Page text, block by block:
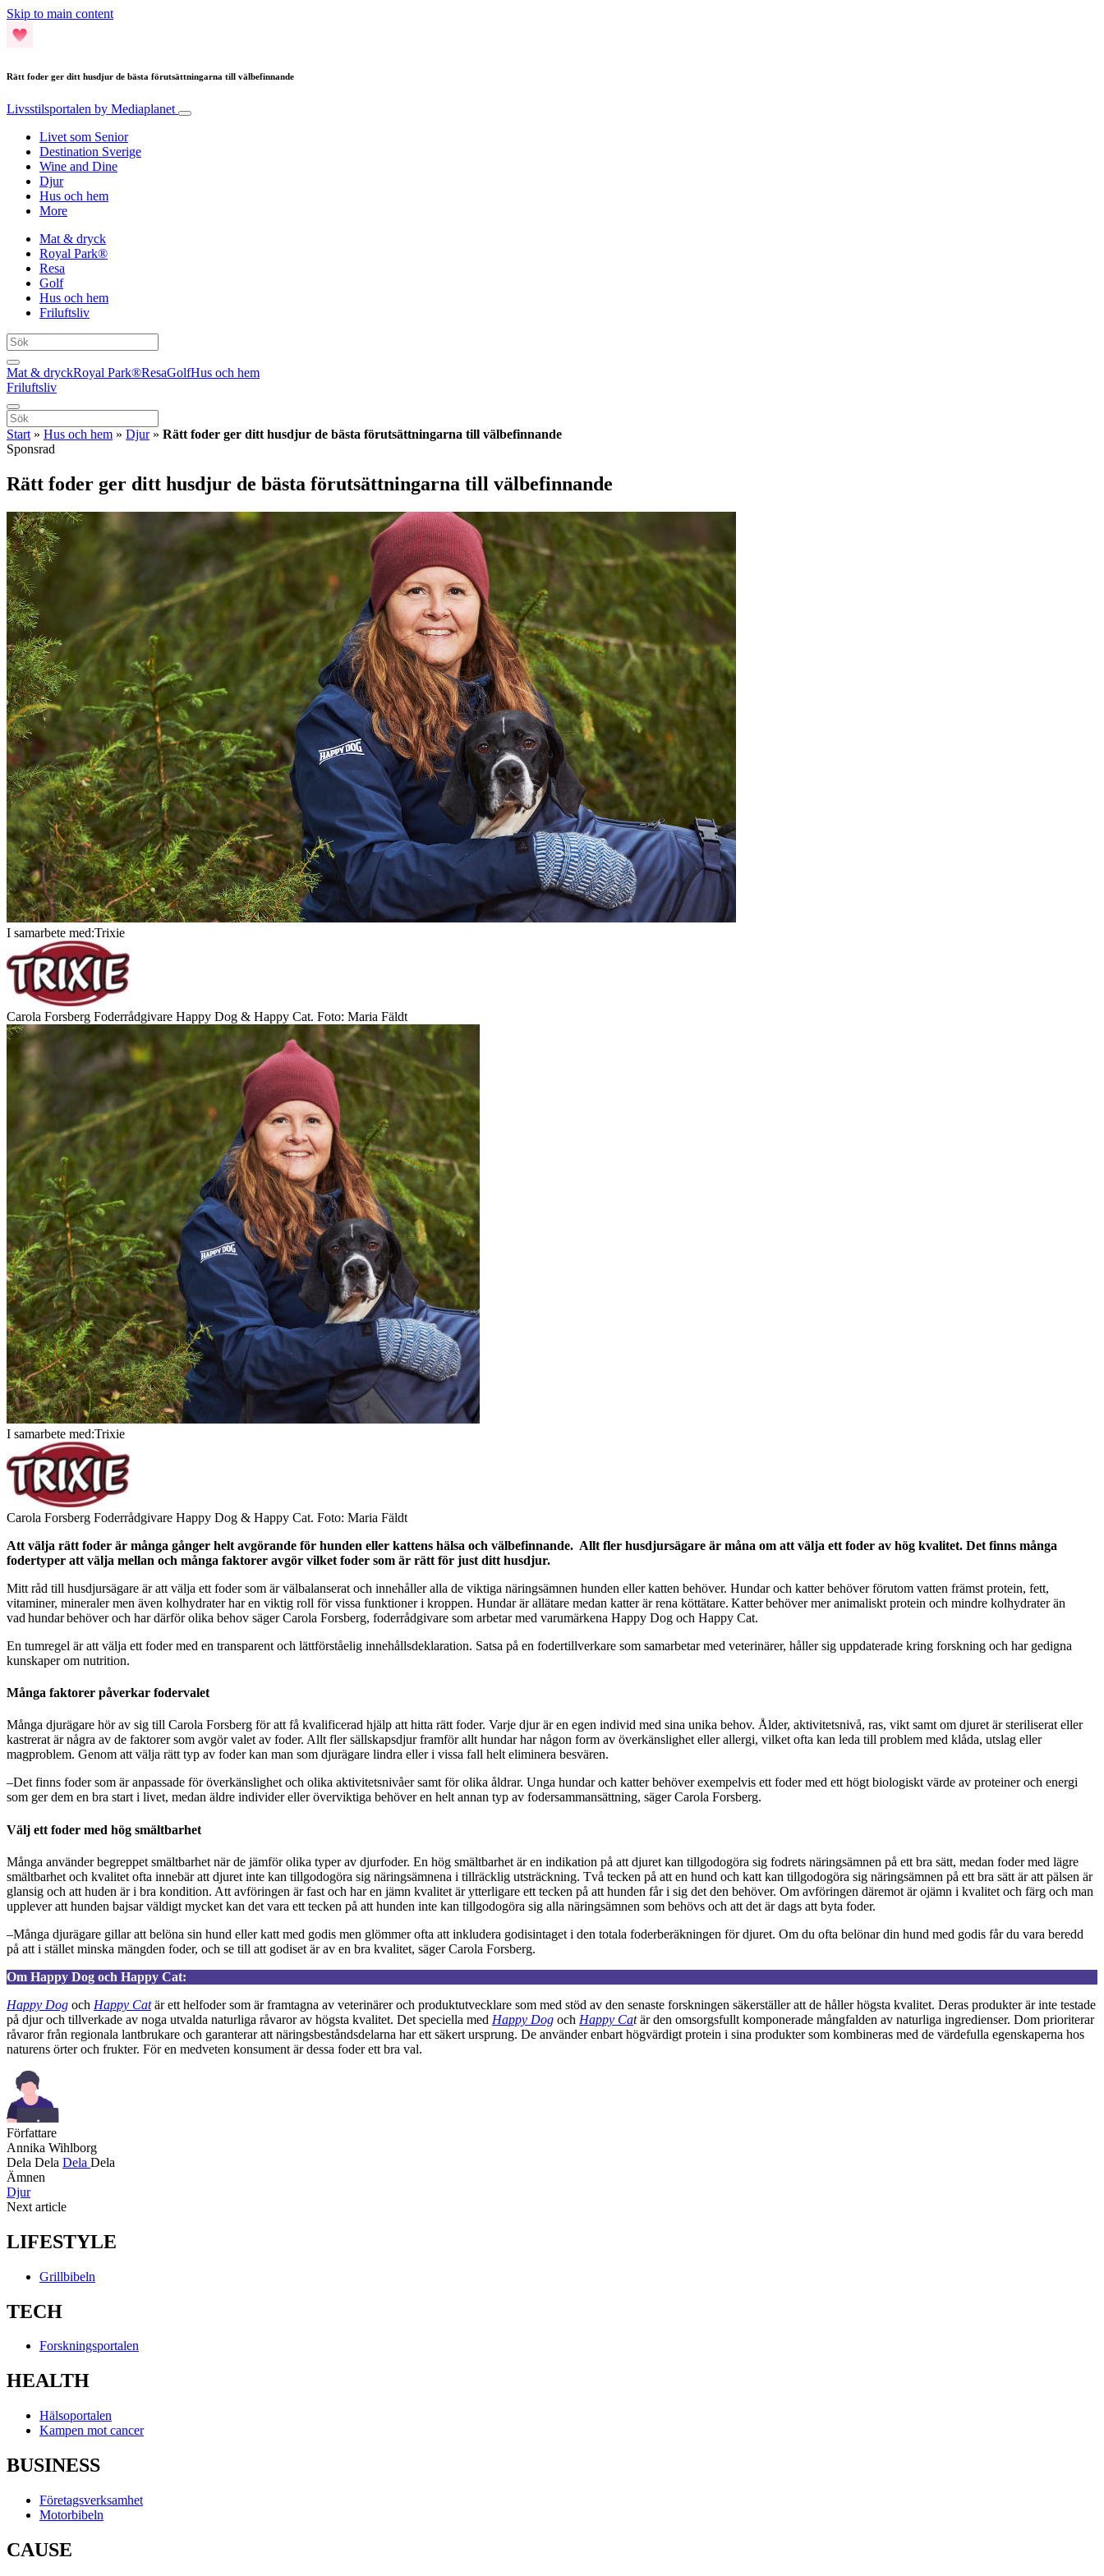
Skip to main content
Rätt foder ger ditt husdjur de bästa förutsättningarna till välbefinnande
Livsstilsportalen by Mediaplanet
Livet som Senior
Destination Sverige
Wine and Dine
Djur
Hus och hem
More
Mat & dryck
Royal Park®
Resa
Golf
Hus och hem
Friluftsliv
Mat & dryckRoyal Park®ResaGolfHus och hem
Friluftsliv
Start » Hus och hem » Djur» Rätt foder ger ditt husdjur de bästa förutsättningarna till välbefinnande
Sponsrad
Rätt foder ger ditt husdjur de bästa förutsättningarna till välbefinnande
I samarbete med:Trixie
Carola Forsberg Foderrådgivare Happy Dog & Happy Cat. Foto: Maria Fäldt
I samarbete med:Trixie
Carola Forsberg Foderrådgivare Happy Dog & Happy Cat. Foto: Maria Fäldt
Att välja rätt foder är många gånger helt avgörande för hunden eller kattens hälsa och välbefinnande. Allt fler husdjursägare är måna om att välja ett foder av hög kvalitet. Det finns många
fodertyper att välja mellan och många faktorer avgör vilket foder som är rätt för just ditt husdjur.
Mitt råd till husdjursägare är att välja ett foder som är välbalanserat och innehåller alla de viktiga näringsämnen hunden eller katten behöver. Hundar och katter behöver förutom vatten främst protein, fett,
vitaminer, mineraler men även kolhydrater har en viktig roll för vissa funktioner i kroppen. Hundar är allätare medan katter är rena köttätare. Katter behöver mer animaliskt protein och mindre kolhydrater än
vad hundar behöver och har därför olika behov säger Carola Forsberg, foderrådgivare som arbetar med varumärkena Happy Dog och Happy Cat.
En tumregel är att välja ett foder med en transparent och lättförståelig innehållsdeklaration. Satsa på en fodertillverkare som samarbetar med veterinärer, håller sig uppdaterade kring forskning och har gedigna
kunskaper om nutrition.
Många faktorer påverkar fodervalet
Många djurägare hör av sig till Carola Forsberg för att få kvalificerad hjälp att hitta rätt foder. Varje djur är en egen individ med sina unika behov. Ålder, aktivitetsnivå, ras, vikt samt om djuret är steriliserat eller
kastrerat är några av de faktorer som avgör valet av foder. Allt fler sällskapsdjur framför allt hundar har någon form av överkänslighet eller allergi, vilket ofta kan leda till problem med klåda, utslag eller
magproblem. Genom att välja rätt typ av foder kan man som djurägare lindra eller i vissa fall helt eliminera besvären.
–Det finns foder som är anpassade för överkänslighet och olika aktivitetsnivåer samt för olika åldrar. Unga hundar och katter behöver exempelvis ett foder med ett högt biologiskt värde av proteiner och energi
som ger dem en bra start i livet, medan äldre individer eller överviktiga behöver en helt annan typ av fodersammansättning, säger Carola Forsberg.
Välj ett foder med hög smältbarhet
Många använder begreppet smältbarhet när de jämför olika typer av djurfoder. En hög smältbarhet är en indikation på att djuret kan tillgodogöra sig fodrets näringsämnen på ett bra sätt, medan foder med lägre
smältbarhet och kvalitet ofta innebär att djuret inte kan tillgodogöra sig näringsämnena i tillräcklig utsträckning. Två tecken på att en hund och katt kan tillgodogöra sig näringsämnen på ett bra sätt är att pälsen är
glansig och att huden är i bra kondition. Att avföringen är fast och har en jämn kvalitet är ytterligare ett tecken på att hunden får i sig det den behöver. Om avföringen däremot är ojämn i kvalitet och färg och man
upplever att hunden bajsar väldigt mycket kan det vara ett tecken på att hunden inte kan tillgodogöra sig alla näringsämnen som behövs och att det är dags att byta foder.
–Många djurägare gillar att belöna sin hund eller katt med godis men glömmer ofta att inkludera godisintaget i den totala foderberäkningen för djuret. Om du ofta belönar din hund med godis får du vara beredd
på att i stället minska mängden foder, och se till att godiset är av en bra kvalitet, säger Carola Forsberg.
Om Happy Dog och Happy Cat:
Happy Dog och Happy Catär ett helfoder som är framtagna av veterinärer och produktutvecklare som med stöd av den senaste forskningen säkerställer att de håller högsta kvalitet. Deras produkter är inte testade
på djur och tillverkade av noga utvalda naturliga råvaror av högsta kvalitet. Det speciella med Happy Dog och Happy Catär den omsorgsfullt komponerade mångfalden av naturliga ingredienser. Dom prioriterar
råvaror från regionala lantbrukare och garanterar att näringsbeståndsdelarna har ett säkert ursprung. De använder enbart högvärdigt protein i sina produkter som kombineras med de värdefulla egenskaperna hos
naturens örter och frukter. För en medveten konsument är dessa foder ett bra val.
Författare
Annika Wihlborg
Dela Dela Dela Dela
Ämnen
Djur
Next article
LIFESTYLE
Grillbibeln
TECH
Forskningsportalen
HEALTH
Hälsoportalen
Kampen mot cancer
BUSINESS
Företagsverksamhet
Motorbibeln
CAUSE